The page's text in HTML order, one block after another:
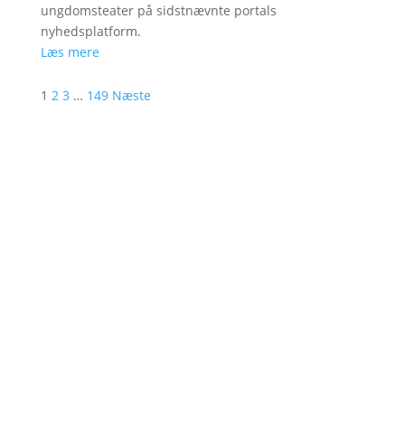
ungdomsteater på sidstnævnte portals
nyhedsplatform.
Læs mere
1 2 3 … 149 Næste